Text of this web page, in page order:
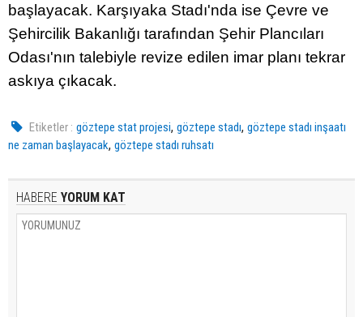
başlayacak. Karşıyaka Stadı'nda ise Çevre ve
Şehircilik Bakanlığı tarafından Şehir Plancıları
Odası'nın talebiyle revize edilen imar planı tekrar
askıya çıkacak.
Etiketler : göztepe stat projesi,göztepe stadı,göztepe stadı inşaatı
ne zaman başlayacak, göztepe stadı ruhsatı
HABERE YORUM KAT